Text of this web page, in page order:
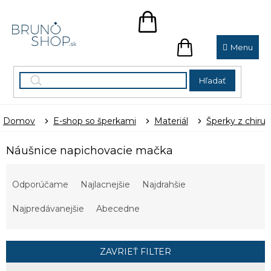
obsah
Hľadať
NÁKUPNÝ
NÁKUPNÝ
KOŠÍK
Domov E-shop so šperkami Materiál Šperky z
Náušnice napichovacie mačka
p
Odporúčame Najlacnejšie Najdrahšie
Najpredávanejšie Abecedne
ZAVRIEŤ FILTER